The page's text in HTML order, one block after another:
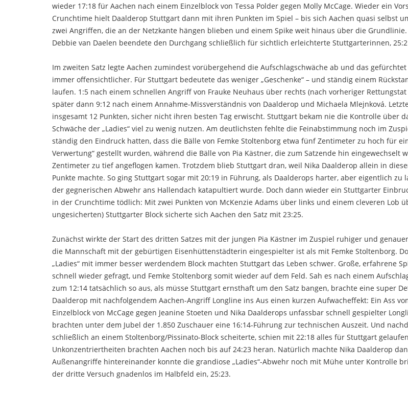
wieder 17:18 für Aachen nach einem Einzelblock von Tessa Polder gegen Molly McCage. Wieder ein
Crunchtime hielt Daalderop Stuttgart dann mit ihren Punkten im Spiel – bis sich Aachen quasi selbst
zwei Angriffen, die an der Netzkante hängen blieben und einem Spike weit hinaus über die Grundlinie.
Debbie van Daelen beendete den Durchgang schließlich für sichtlich erleichterte Stuttgarterinnen,
Im zweiten Satz legte Aachen zumindest vorübergehend die Aufschlagschwäche ab und das
immer offensichtlicher. Für Stuttgart bedeutete das weniger „Geschenke“ – und ständig einem
laufen. 1:5 nach einem schnellen Angriff von Frauke Neuhaus über rechts (nach vorheriger
später dann 9:12 nach einem Annahme-Missverständnis von Daalderop und Michaela Mlejnková.
insgesamt 12 Punkten, sicher nicht ihren besten Tag erwischt. Stuttgart bekam nie die Kontrolle über
Schwäche der „Ladies“ viel zu wenig nutzen. Am deutlichsten fehlte die Feinabstimmung noch im
ständig den Eindruck hatten, dass die Bälle von Femke Stoltenborg etwa fünf Zentimeter zu hoch für
Verwertung“ gestellt wurden, während die Bälle von Pia Kästner, die zum Satzende hin eingewechselt
Zentimeter zu tief angeflogen kamen. Trotzdem blieb Stuttgart dran, weil Nika Daalderop allein in
Punkte machte. So ging Stuttgart sogar mit 20:19 in Führung, als Daalderops harter, aber eigentlich zu
der gegnerischen Abwehr ans Hallendach katapultiert wurde. Doch dann wieder ein Stuttgarter
in der Crunchtime tödlich: Mit zwei Punkten von McKenzie Adams über links und einem cleveren Lob
ungesicherten) Stuttgarter Block sicherte sich Aachen den Satz mit 23:25.
Zunächst wirkte der Start des dritten Satzes mit der jungen Pia Kästner im Zuspiel ruhiger und
die Mannschaft mit der gebürtigen Eisenhüttenstädterin eingespielter ist als mit Femke Stoltenborg.
„Ladies“ mit immer besser werdendem Block machten Stuttgart das Leben schwer. Große, erfahrene
schnell wieder gefragt, und Femke Stoltenborg somit wieder auf dem Feld. Sah es nach einem
zum 12:14 tatsächlich so aus, als müsse Stuttgart ernsthaft um den Satz bangen, brachte eine super
Daalderop mit nachfolgendem Aachen-Angriff Longline ins Aus einen kurzen Aufwacheffekt: Ein Ass
Einzelblock von McCage gegen Jeanine Stoeten und Nika Daalderops unfassbar schnell gespielter
brachten unter dem Jubel der 1.850 Zuschauer eine 16:14-Führung zur technischen Auszeit. Und
schließlich an einem Stoltenborg/Pissinato-Block scheiterte, schien mit 22:18 alles für Stuttgart
Unkonzentriertheiten brachten Aachen noch bis auf 24:23 heran. Natürlich machte Nika Daalderop
Außenangriffe hintereinander konnte die grandiose „Ladies“-Abwehr noch mit Mühe unter Kontrolle
der dritte Versuch gnadenlos im Halbfeld ein, 25:23.